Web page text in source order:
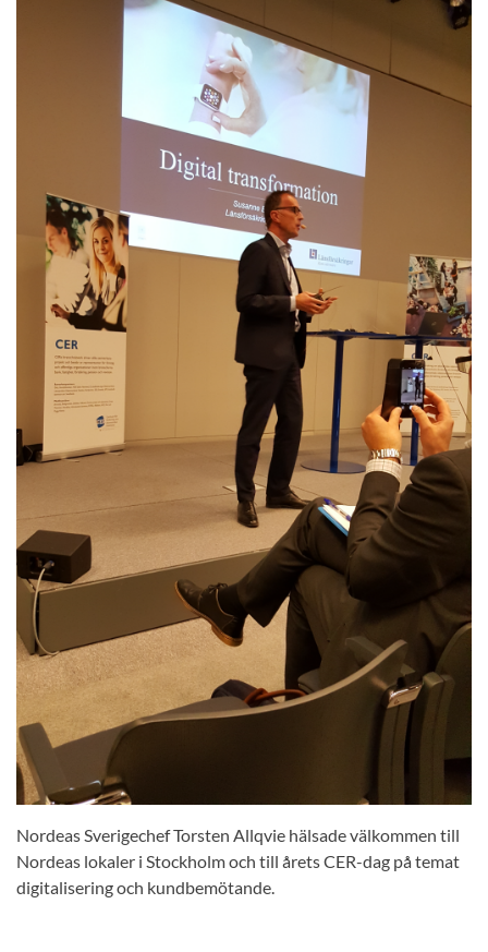
Nordeas Sverigechef Torsten Allqvie hälsade välkommen till
Nordeas lokaler i Stockholm och till årets CER-dag på temat
digitalisering och kundbemötande.